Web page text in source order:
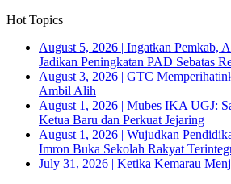
Hot Topics
August 5, 2026 | Ingatkan Pemkab,
Jadikan Peningkatan PAD Sebatas
August 3, 2026 | GTC
Ambil Alih
August 1, 2026 | Mubes IKA UGJ:
Ketua Baru dan Perkuat Jejaring
August 1, 2026 | Wujudkan
Imron Buka Sekolah Rakyat
July 31, 2026 | Ketika Kemarau